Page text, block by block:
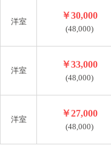
洋室
￥30,000
(48,000)
洋室
￥33,000
(48,000)
洋室
￥27,000
(48,000)